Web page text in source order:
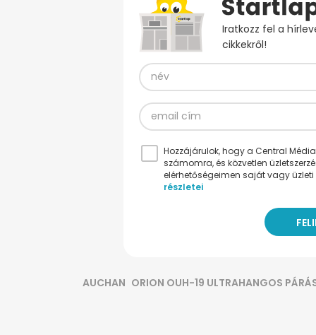
Iratkozz fel a
cikkekről!
Hozzájárulok, hogy a Central
számomra, és közvetlen
elérhetőségeimen saját vagy
részletei
AUCHAN ORION OUH-19 ULTRAHANGOS